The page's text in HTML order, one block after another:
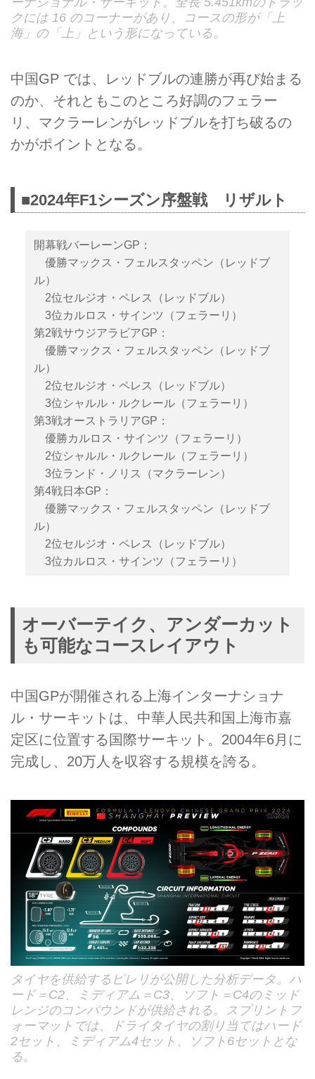
クには 16 のコーナーがあり、コースの形が「上
海」の「上」という形になっている。
中国GP では、レッドブルの連勝が再び始まる
のか、それともこのところ好調のフェラー
リ、マクラーレンがレッドブルを打ち破るの
かがポイントとなる。
■2024年F1シーズン序盤戦 リザルト
開幕戦バーレーンGP：
優勝マックス・フェルスタッペン（レッドブ
ル）
2位セルジオ・ペレス（レッドブル）
3位カルロス・サインツ（フェラーリ）
第2戦サウジアラビアGP：
優勝マックス・フェルスタッペン（レッドブ
ル）
2位セルジオ・ペレス（レッドブル）
3位シャルル・ルクレール（フェラーリ）
第3戦オーストラリアGP：
優勝カルロス・サインツ（フェラーリ）
2位シャルル・ルクレール（フェラーリ）
3位ランド・ノリス（マクラーレン）
第4戦日本GP：
優勝マックス・フェルスタッペン（レッドブ
ル）
2位セルジオ・ペレス（レッドブル）
3位カルロス・サインツ（フェラーリ）
オーバーテイク、アンダーカット
も可能なコースレイアウト
中国GPが開催される上海インターナショナ
ル・サーキットは、中華人民共和国上海市嘉
定区に位置する国際サーキット。2004年6月に
完成し、20万人を収容する規模を誇る。
タイヤを供給するピレリが公開した分析データ。ハ
ード＝C2、ミディアム＝C3、ソフト＝C4のミッド
レンジのコンパウンドが供給される。スプリントフ
ォーマットでは、ドライタイヤの割り当てはハード
2セット、ミディアム4セット、ソフト6セットとな
る。